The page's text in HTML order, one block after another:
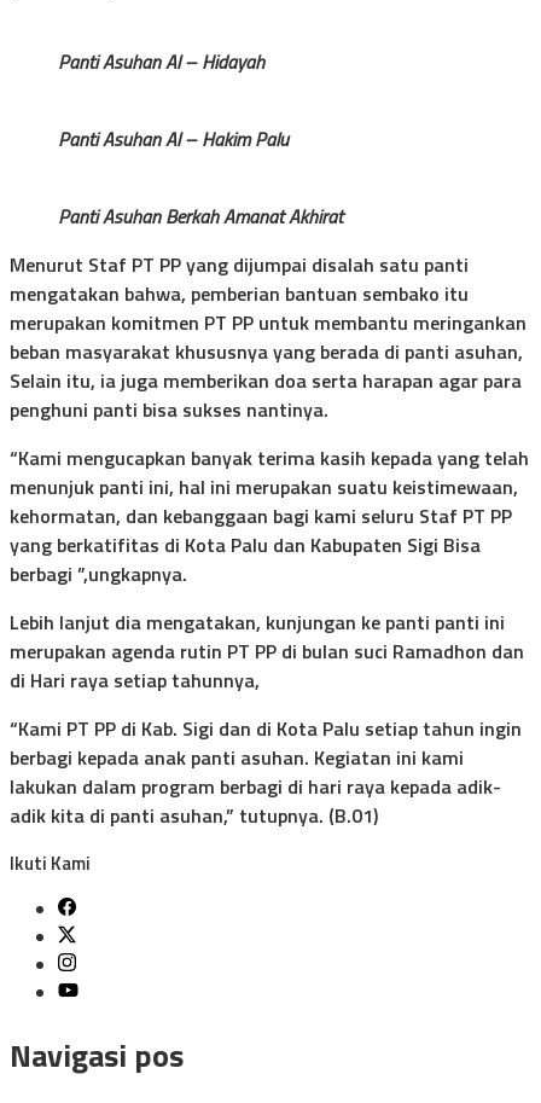
Panti Asuhan Al – Hidayah
Panti Asuhan Al – Hakim Palu
Panti Asuhan Berkah Amanat Akhirat
Menurut Staf PT PP yang dijumpai disalah satu panti
mengatakan bahwa, pemberian bantuan sembako itu
merupakan komitmen PT PP untuk membantu meringankan
beban masyarakat khususnya yang berada di panti asuhan,
Selain itu, ia juga memberikan doa serta harapan agar para
penghuni panti bisa sukses nantinya.
“Kami mengucapkan banyak terima kasih kepada yang telah
menunjuk panti ini, hal ini merupakan suatu keistimewaan,
kehormatan, dan kebanggaan bagi kami seluru Staf PT PP
yang berkatifitas di Kota Palu dan Kabupaten Sigi Bisa
berbagi ”,ungkapnya.
Lebih lanjut dia mengatakan, kunjungan ke panti panti ini
merupakan agenda rutin PT PP di bulan suci Ramadhon dan
di Hari raya setiap tahunnya,
“Kami PT PP di Kab. Sigi dan di Kota Palu setiap tahun ingin
berbagi kepada anak panti asuhan. Kegiatan ini kami
lakukan dalam program berbagi di hari raya kepada adik-
adik kita di panti asuhan,” tutupnya. (B.01)
Ikuti Kami
Navigasi pos